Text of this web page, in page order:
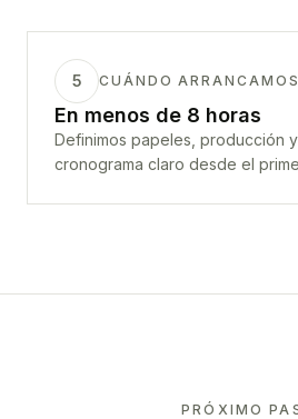
5 CUÁNDO ARRANCAMOS
En menos de 8 horas
Definimos papeles, producción
cronograma claro desde el
PRÓXIMO